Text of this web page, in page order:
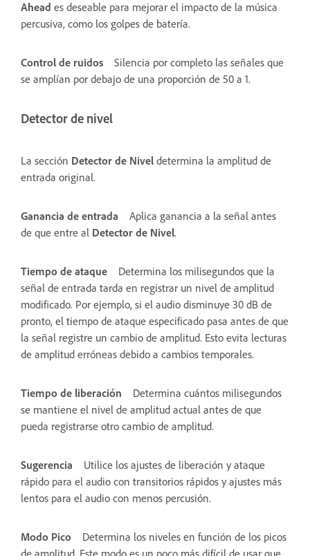
Ahead es deseable para mejorar el impacto de la música
percusiva, como los golpes de batería.
Control de ruidos
Silencia por completo las señales que
se amplían por debajo de una proporción de 50 a 1.
Detector de nivel
La sección Detector de Nivel determina la amplitud de
entrada original.
Ganancia de entrada
Aplica ganancia a la señal antes
de que entre al Detector de Nivel.
Tiempo de ataque
Determina los milisegundos que la
señal de entrada tarda en registrar un nivel de amplitud
modificado. Por ejemplo, si el audio disminuye 30 dB de
pronto, el tiempo de ataque especificado pasa antes de que
la señal registre un cambio de amplitud. Esto evita lecturas
de amplitud erróneas debido a cambios temporales.
Tiempo de liberación
Determina cuántos milisegundos
se mantiene el nivel de amplitud actual antes de que
pueda registrarse otro cambio de amplitud.
Sugerencia
Utilice los ajustes de liberación y ataque
rápido para el audio con transitorios rápidos y ajustes más
lentos para el audio con menos percusión.
Modo Pico
Determina los niveles en función de los picos